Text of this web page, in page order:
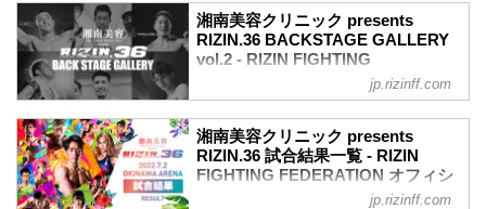
湘南美容クリニック presents
RIZIN.36 BACKSTAGE GALLERY
vol.2 - RIZIN FIGHTING
FEDERATION オフィシャルサイト
収めた「BACKSTAGE GALLERY」
第10試合〜第13試合までのvol.1はこちら
第9試合 ／昇侍 vs. ヤン・ジヨン
jp.rizinff.com
湘南美容クリニック presents
RIZIN.36 試合結果一覧 - RIZIN
FIGHTING FEDERATION オフィシ
jp.rizinff.com